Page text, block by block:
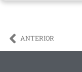
ANTERIOR